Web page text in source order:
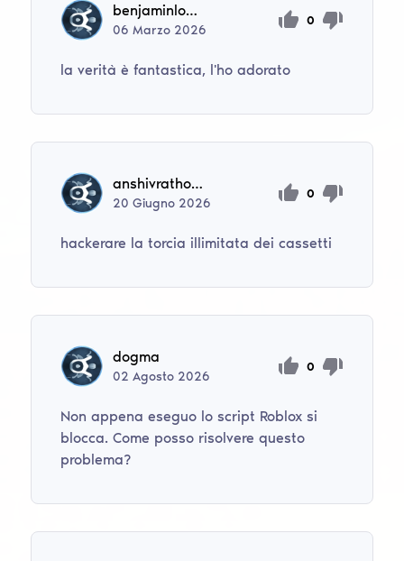
benjaminloyarte28
06Marzo 2026
0
la verità è fantastica, l'ho adorato
anshivrathore84
20Giugno 2026
0
hackerare la torcia illimitata dei cassetti
dogma
02Agosto 2026
0
Non appena eseguo lo script Roblox si
blocca. Come posso risolvere questo
problema?